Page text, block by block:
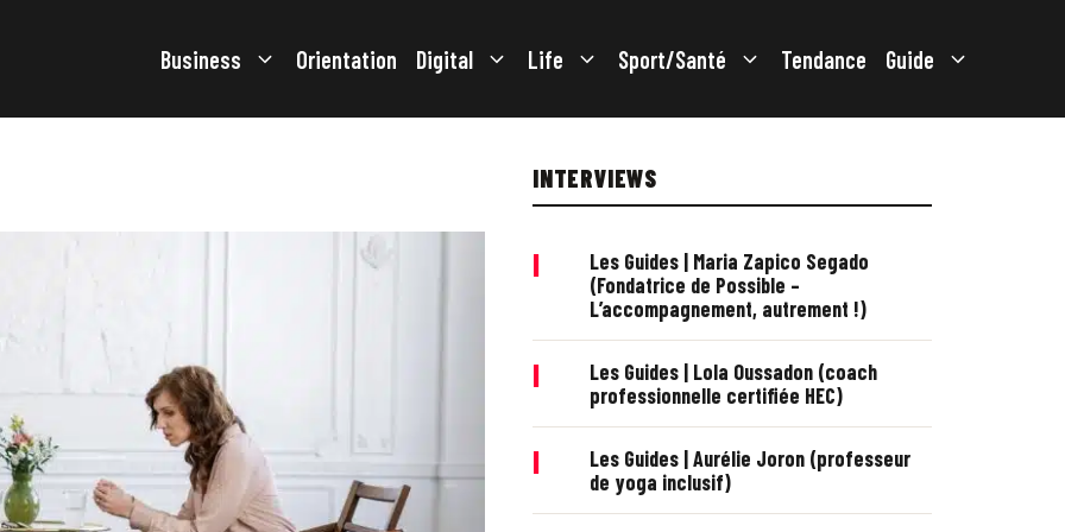
Business Orientation Digital Life Sport/Santé Tendance Guide
INTERVIEWS
|
Les Guides | Maria Zapico Segado
(Fondatrice de Possible –
L’accompagnement, autrement !)
|
Les Guides | Lola Oussadon (coach
professionnelle certifiée HEC)
|
Les Guides | Aurélie Joron (professeur
de yoga inclusif)